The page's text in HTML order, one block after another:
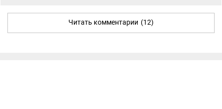
Читать комментарии (12)